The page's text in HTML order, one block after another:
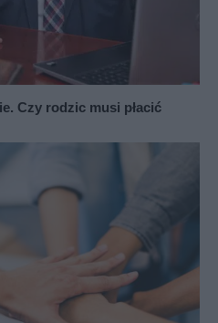
Czy rodzic musi płacić